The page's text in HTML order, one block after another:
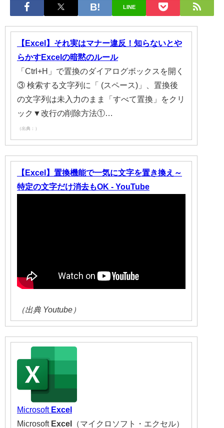
LINE
【Excel】それ実はマナー違反！知らないとや
らかすExcelの暗黙のルール
「Ctrl+H」で置換のダイアログボックスを開く
③ 検索する文字列に「 (スペース)」、置換後
の文字列は未入力のまま「すべて置換」をクリ
ック▼改行の削除方法①…
（出典：）
【Excel】置換機能で一気に文字を置き換え～
特定の文字だけ消去もOK - YouTube
（出典 Youtube）
Microsoft Excel
Microsoft Excel
（マイクロソフト・エクセル）